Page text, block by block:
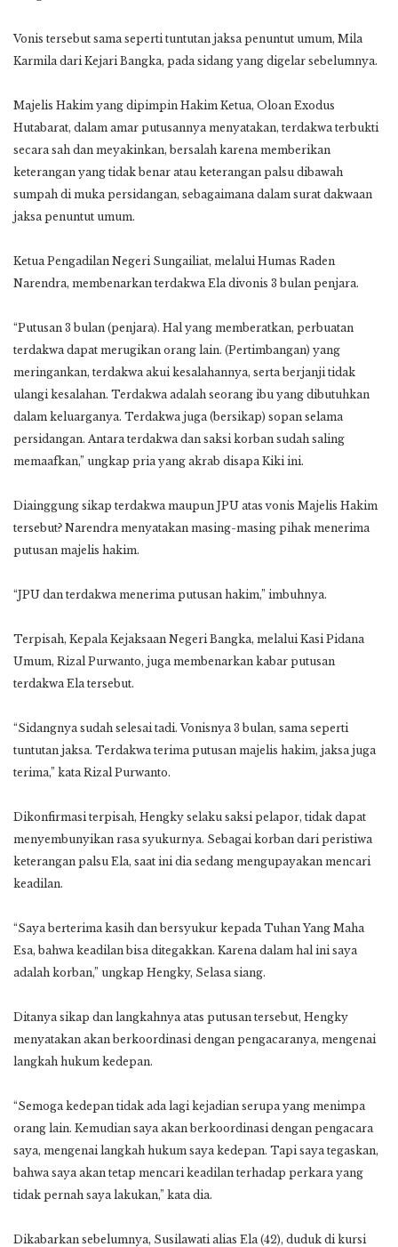
Vonis tersebut sama seperti tuntutan jaksa penuntut umum, Mila
Karmila dari Kejari Bangka, pada sidang yang digelar sebelumnya.
Majelis Hakim yang dipimpin Hakim Ketua, Oloan Exodus
Hutabarat, dalam amar putusannya menyatakan, terdakwa terbukti
secara sah dan meyakinkan, bersalah karena memberikan
keterangan yang tidak benar atau keterangan palsu dibawah
sumpah di muka persidangan, sebagaimana dalam surat dakwaan
jaksa penuntut umum.
Ketua Pengadilan Negeri Sungailiat, melalui Humas Raden
Narendra, membenarkan terdakwa Ela divonis 3 bulan penjara.
“Putusan 3 bulan (penjara). Hal yang memberatkan, perbuatan
terdakwa dapat merugikan orang lain. (Pertimbangan) yang
meringankan, terdakwa akui kesalahannya, serta berjanji tidak
ulangi kesalahan. Terdakwa adalah seorang ibu yang dibutuhkan
dalam keluarganya. Terdakwa juga (bersikap) sopan selama
persidangan. Antara terdakwa dan saksi korban sudah saling
memaafkan,” ungkap pria yang akrab disapa Kiki ini.
Diainggung sikap terdakwa maupun JPU atas vonis Majelis Hakim
tersebut? Narendra menyatakan masing-masing pihak menerima
putusan majelis hakim.
“JPU dan terdakwa menerima putusan hakim,” imbuhnya.
Terpisah, Kepala Kejaksaan Negeri Bangka, melalui Kasi Pidana
Umum, Rizal Purwanto, juga membenarkan kabar putusan
terdakwa Ela tersebut.
“Sidangnya sudah selesai tadi. Vonisnya 3 bulan, sama seperti
tuntutan jaksa. Terdakwa terima putusan majelis hakim, jaksa juga
terima,” kata Rizal Purwanto.
Dikonfirmasi terpisah, Hengky selaku saksi pelapor, tidak dapat
menyembunyikan rasa syukurnya. Sebagai korban dari peristiwa
keterangan palsu Ela, saat ini dia sedang mengupayakan mencari
keadilan.
“Saya berterima kasih dan bersyukur kepada Tuhan Yang Maha
Esa, bahwa keadilan bisa ditegakkan. Karena dalam hal ini saya
adalah korban,” ungkap Hengky, Selasa siang.
Ditanya sikap dan langkahnya atas putusan tersebut, Hengky
menyatakan akan berkoordinasi dengan pengacaranya, mengenai
langkah hukum kedepan.
“Semoga kedepan tidak ada lagi kejadian serupa yang menimpa
orang lain. Kemudian saya akan berkoordinasi dengan pengacara
saya, mengenai langkah hukum saya kedepan. Tapi saya tegaskan,
bahwa saya akan tetap mencari keadilan terhadap perkara yang
tidak pernah saya lakukan,” kata dia.
Dikabarkan sebelumnya, Susilawati alias Ela (42), duduk di kursi